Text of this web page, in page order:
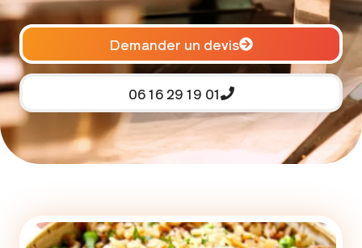
Demander un devis
06 16 29 19 01